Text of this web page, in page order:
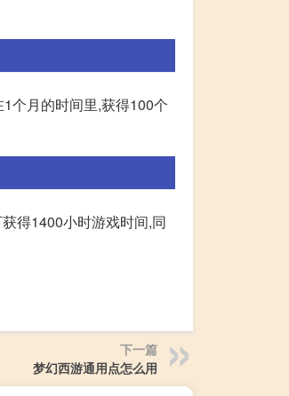
个月的时间里,获得100个
得1400小时游戏时间,同
下一篇
梦幻西游通用点怎么用